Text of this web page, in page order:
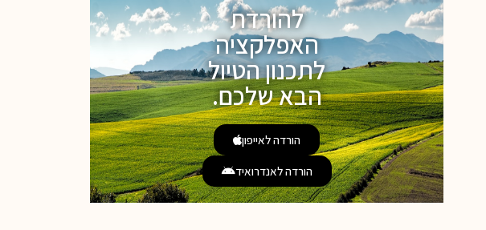
להורדת
האפלקציה
לתכנון הטיול
הבא שלכם.
הורדה לאייפון
הורדה לאנדרואיד